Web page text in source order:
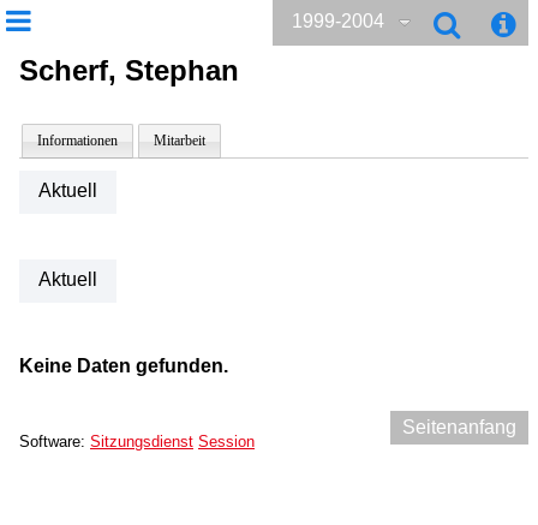
1999-2004
Scherf, Stephan
Informationen Mitarbeit
Aktuell
Aktuell
Keine Daten gefunden.
Seitenanfang
Software: Sitzungsdienst Session